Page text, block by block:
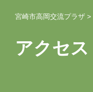
宮崎市高岡交流プラザ >
アクセス